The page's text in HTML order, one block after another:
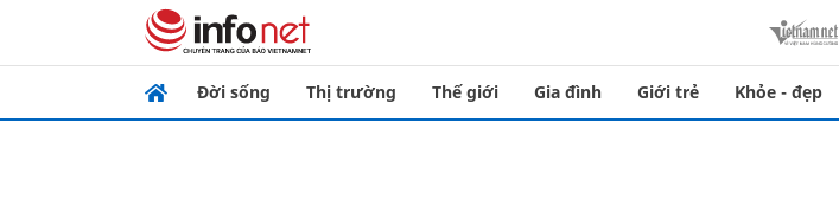
Đời sống Thị trường Thế giới Gia đình Giới trẻ Khỏe - đẹp